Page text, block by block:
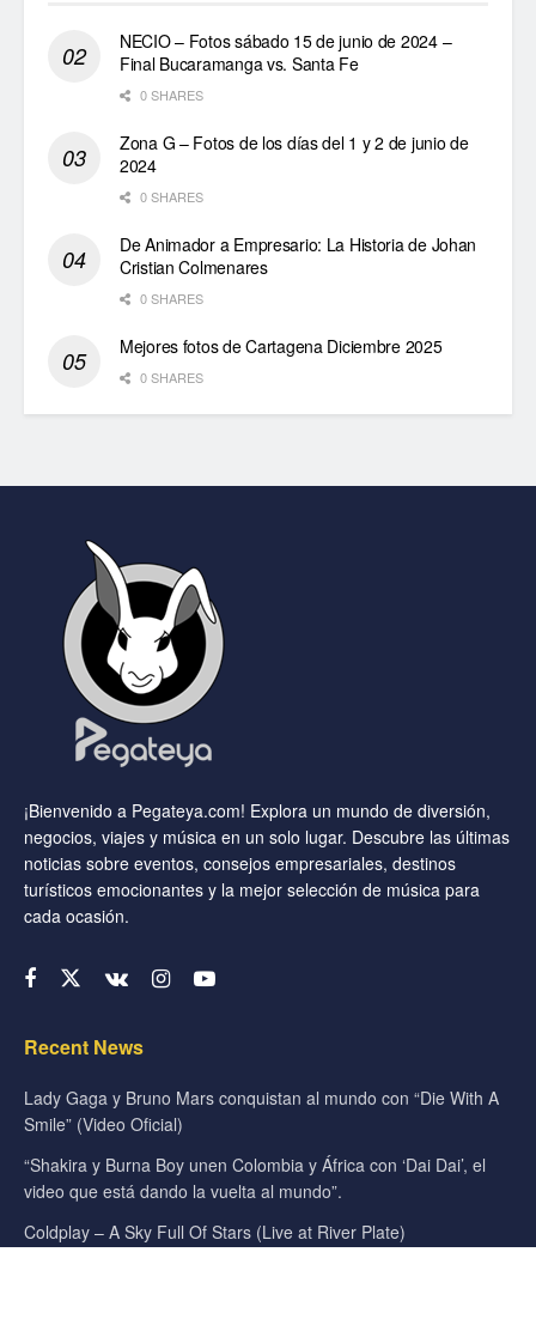
NECIO – Fotos sábado 15 de junio de 2024 –
Final Bucaramanga vs. Santa Fe
0 SHARES
Zona G – Fotos de los días del 1 y 2 de junio de
2024
0 SHARES
De Animador a Empresario: La Historia de Johan
Cristian Colmenares
0 SHARES
Mejores fotos de Cartagena Diciembre 2025
0 SHARES
¡Bienvenido a Pegateya.com! Explora un mundo de diversión,
negocios, viajes y música en un solo lugar. Descubre las últimas
noticias sobre eventos, consejos empresariales, destinos
turísticos emocionantes y la mejor selección de música para
cada ocasión.
Recent News
Lady Gaga y Bruno Mars conquistan al mundo con “Die With A
Smile” (Video Oficial)
“Shakira y Burna Boy unen Colombia y África con ‘Dai Dai’, el
video que está dando la vuelta al mundo”.
Coldplay – A Sky Full Of Stars (Live at River Plate)